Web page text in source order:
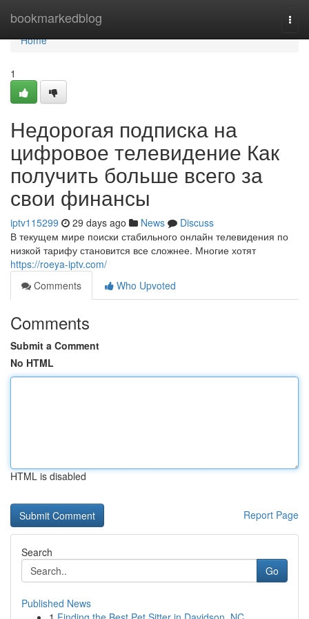
bookmarkedblog
Home
Home
1
Недорогая подписка на
цифровое телевидение Как
получить больше всего за
свои финансы
iptv115299 29 days ago News
Discuss
В текущем мире поиски стабильного онлайн телевидения по
низкой тарифу становится все сложнее. Многие хотят
https://roeya-iptv.com/
Comments
Who Upvoted
Comments
Submit a Comment
No HTML
HTML is disabled
Report Page
Search
Go
Published News